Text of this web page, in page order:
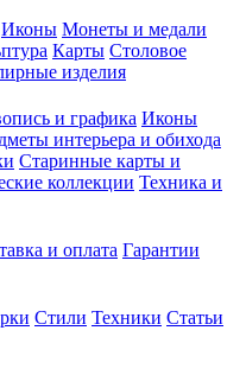
Иконы Монеты и медали
Карты Столовое
изделия
и графика Иконы
интерьера и обихода
Старинные карты и
коллекции Техника и
и оплата Гарантии
Стили Техники Статьи